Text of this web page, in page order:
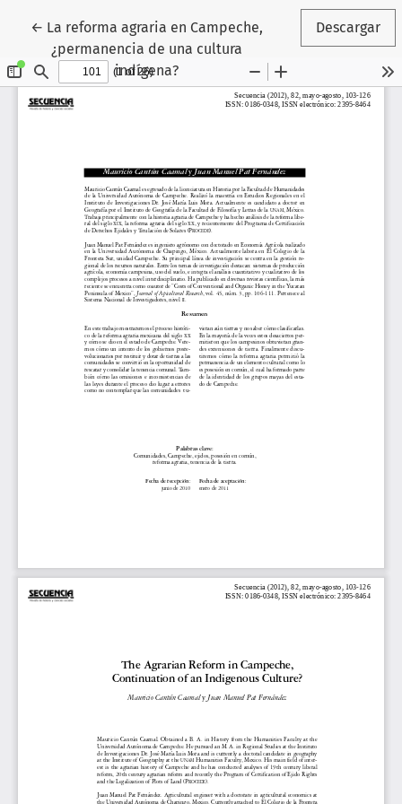
← Volver a los detalles del artículo
La reforma agraria en Campeche,
¿permanencia de una cultura
indígena?
Descargar